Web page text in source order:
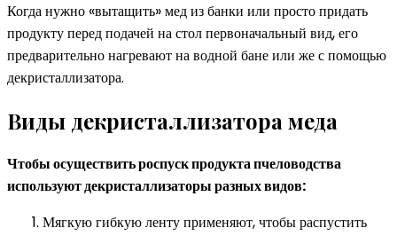
Когда нужно «вытащить» мед из банки или просто придать
продукту перед подачей на стол первоначальный вид, его
предварительно нагревают на водной бане или же с помощью
декристаллизатора.
Виды декристаллизатора меда
Чтобы осуществить роспуск продукта пчеловодства
используют декристаллизаторы разных видов:
Мягкую гибкую ленту применяют, чтобы распустить